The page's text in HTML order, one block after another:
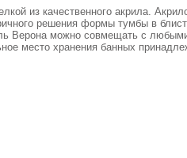
из качественного акрила.
решения формы тумбы в
Верона можно совмещать с
место хранения банных